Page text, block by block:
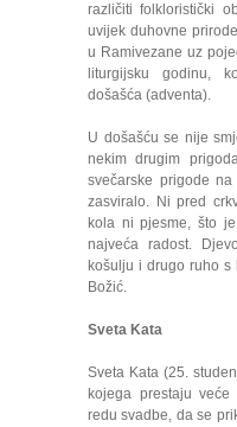
različiti folkloristički
uvijek duhovne
u Ramivezane uz
liturgijsku godinu,
došašća (adventa).
U došašću se nije
nekim drugim
svečarske prigode
zasviralo. Ni pred
kola ni pjesme, što
najveća radost.
košulju i drugo ruho
Božić.
Sveta Kata
Sveta Kata (25.
kojega prestaju
redu svadbe, da se